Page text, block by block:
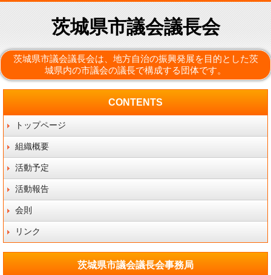
茨城県市議会議長会
茨城県市議会議長会は、地方自治の振興発展を目的とした茨
城県内の市議会の議長で構成する団体です。
CONTENTS
トップページ
組織概要
活動予定
活動報告
会則
リンク
茨城県市議会議長会事務局